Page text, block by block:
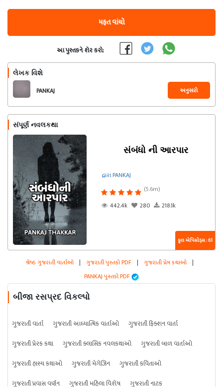
મફત વાંચો
આ પુસ્તકને શેર કરો:
લેખક વિશે
PANKAJ અનુસરો
સંપૂર્ણ નવલકથા
સંબંધો ની આરપાર
દ્વારા PANKAJ
(5.6m)
442.4k
280 218.1k
કુલ એપિસોડ્સ : 61
શ્રેષ્ઠ ગુજરાતી વાર્તાઓ | ગુજરાતી પુસ્તકો PDF | ગુજરાતી પ્રેમ કથાઓ |
PANKAJ પુસ્તકો PDF
બીજા રસપ્રદ વિકલ્પો
ગુજરાતી વાર્તા ગુજરાતી આધ્યાત્મિક વાર્તાઓ
ગુજરાતી ફિક્શન વાર્તા
ગુજરાતી પ્રેરક કથા
ગુજરાતી ક્લાસિક નવલકથાઓ
ગુજરાતી બાળ વાર્તાઓ
ગુજરાતી હાસ્ય કથાઓ
ગુજરાતી મેગેઝિન
ગુજરાતી કવિતાઓ
ગુજરાતી પ્રવાસ વર્ણન
ગુજરાતી મહિલા વિશેષ ગુજરાતી નાટક